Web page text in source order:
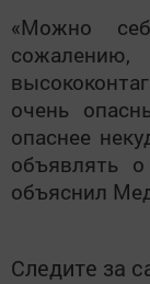
«Можно
сожалению,
очень
опаснее
объявлять
объяснил
Следите за